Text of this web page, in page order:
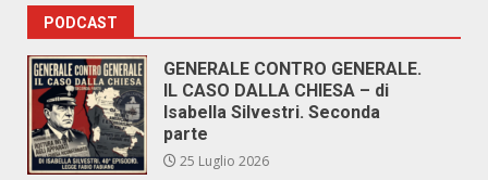
articoli
PODCAST
GENERALE CONTRO GENERALE.
IL CASO DALLA CHIESA – di
Isabella Silvestri. Seconda
parte
25 Luglio 2026